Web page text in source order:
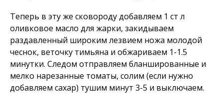
Теперь в эту же сковороду добавляем 1 ст л
оливковое масло для жарки, закидываем
раздавленный широким лезвием ножа молодой
чеснок, веточку тимьяна и обжариваем 1-1.5
минутки. Следом отправляем бланшированные и
мелко нарезанные томаты, солим (если нужно
добавляем сахар) тушим минут 3-5 и выключаем.